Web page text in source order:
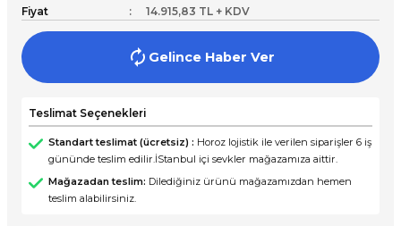
Fiyat
14.915,83 TL + KDV
Gelince Haber Ver
Teslimat Seçenekleri
Standart teslimat (ücretsiz) : Horoz lojistik ile verilen siparişler 6 iş
gününde teslim edilir.İStanbul içi sevkler mağazamıza aittir.
Mağazadan teslim: Dilediğiniz ürünü mağazamızdan hemen
teslim alabilirsiniz.